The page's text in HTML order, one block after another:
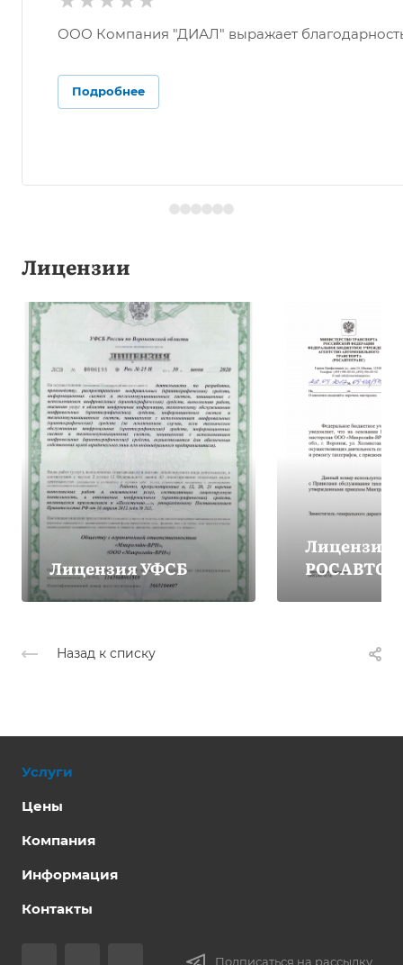
ООО Компания "ДИАЛ" выражает
Подробнее
Лицензии
Лицензия УФСБ
Лицензия
Назад к списку
Услуги
Цены
Компания
Информация
Контакты
Подписаться на рассылку